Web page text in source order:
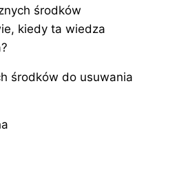
środków
kiedy ta wiedza
środków do usuwania